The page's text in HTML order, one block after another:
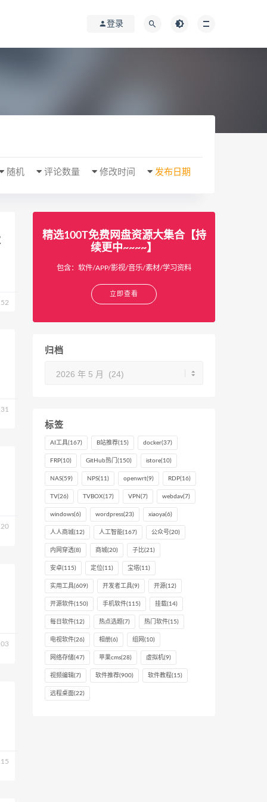
登录
发布日期
修改时间
评论数量
随机
精选100T免费网盘资源大集合【持
续更中~~~~】
包含：软件/APP/影视/音乐/素材/学习资料
立即查看
归档
标签
AI工具(167) B站推荐(15) docker(37)
FRP(10) GitHub热门 (150) istore(10)
NAS(59) NPS(11) openwrt(9) RDP(16)
TV(26) TVBOX(17) VPN (7) webdav(7)
windows(6) wordpress(23) xiaoya(6)
人人商城(12) 人工智能(167) 公众号(20)
内网穿透(8) 商城(20) 子比(21)
安卓(115) 定位(11) 宝塔(11)
实用工具(609) 开发者工具(9) 开源(12)
开源软件(150) 手机软件(115) 挂载(14)
每日软件(12) 热点选题(7) 热门软件(15)
电视软件(26) 相册(6) 组网 (10)
网络存储(47) 苹果cms(28) 虚拟机(9)
视频编辑(7) 软件推荐(900) 软件教程(15)
远程桌面(22)